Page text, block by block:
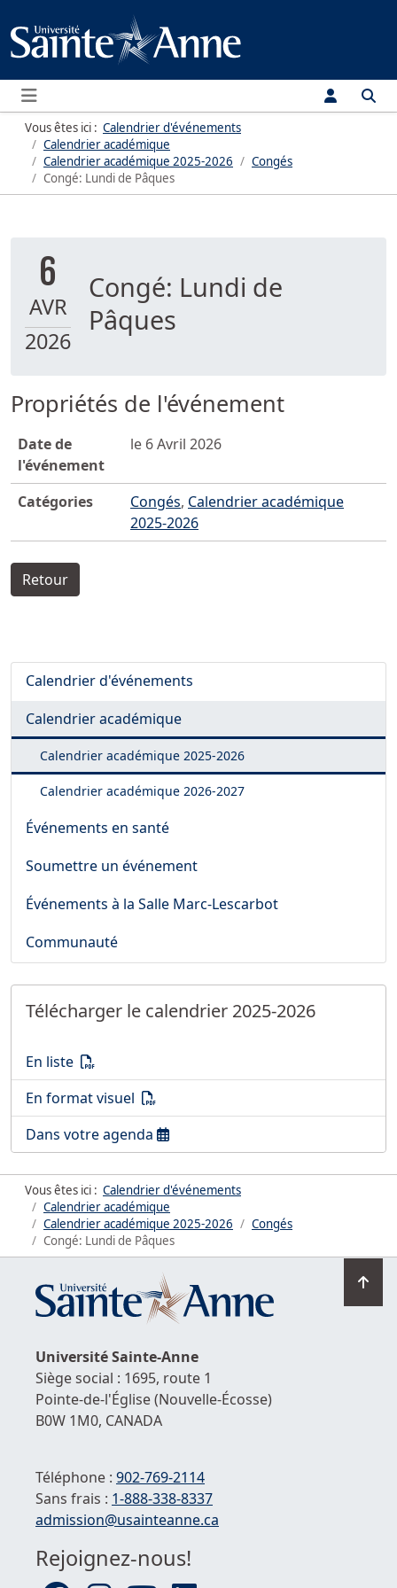
Menu
Vous êtes ici : Calendrier d'événements
Calendrier académique
Calendrier académique 2025-2026
Congés
Congé: Lundi de Pâques
6
AVR
2026
Congé: Lundi de
Pâques
Propriétés de l'événement
Date de
l'événement
le 6 Avril 2026
Catégories Congés, Calendrier académique
2025-2026
Retour
Calendrier d'événements
Calendrier académique
Calendrier académique 2025-2026
Calendrier académique 2026-2027
Événements en santé
Soumettre un événement
Événements à la Salle Marc-Lescarbot
Communauté
Télécharger le calendrier 2025-2026
Télécharger le calendrier 2025-2026
En liste (PDF)
Télécharger le calendrier 2025-2026
En format visuel (PDF)
Télécharger le calendrier 2025-2026
Dans votre agenda
Vous êtes ici : Calendrier d'événements
Calendrier académique
Calendrier académique 2025-2026
Congés
Congé: Lundi de Pâques
en
UniversitéSainte-Anne
Siège social : 1695, route 1
Pointe-de-l'Église(Nouvelle-Écosse)
B0W 1M0, CANADA
Téléphone : 902-769-2114
Sans frais : 1-888-338-8337
Courriel :
admission@usainteanne.ca
Rejoignez-nous!